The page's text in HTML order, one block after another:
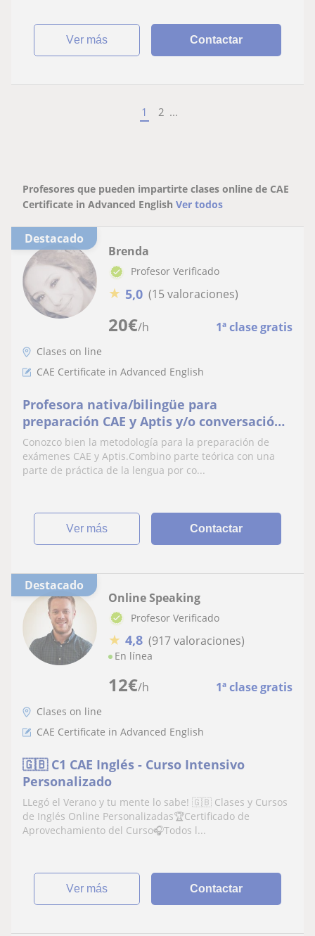
ver más Contactar
1 2 ...
Profesores que pueden impartirte clases online de CAE
Certificate in Advanced English Ver todos
Destacado
20€/h 1ª clase gratis
Brenda
Profesor Verificado
★ 5,0 (15 valoraciones)
Clases on line
CAE Certificate in Advanced English
Profesora nativa/bilingüe para
preparación CAE y Aptis y/o conversación
con muchos años de experiencia en
Madrid.Clases online
Conozco bien la metodología para la preparación de
exámenes CAE y Aptis.Combino parte teórica con una
parte de práctica de la lengua por co...
ver más Contactar
Destacado
12€/h 1ª clase gratis
Online Speaking
Profesor Verificado
★ 4,8 (917 valoraciones)
En línea
Clases on line
CAE Certificate in Advanced English
🇬🇧 C1 CAE Inglés - Curso Intensivo
Personalizado
LLegó el Verano y tu mente lo sabe! 🇬🇧 Clases y Cursos
de Inglés Online Personalizadas🏆Certificado de
Aprovechamiento del Curso🎧Todos l...
ver más Contactar